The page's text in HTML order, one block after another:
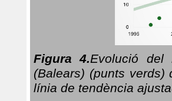
Figura 4.Evolució del
(Balears) (punts
línia de tendència